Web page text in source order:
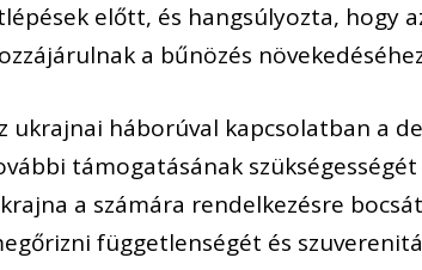
előtt, és hangsúlyozta, hogy
a bűnözés
ukrajnai háborúval kapcsolatban a
támogatásának
a számára rendelkezésre
függetlenségét és